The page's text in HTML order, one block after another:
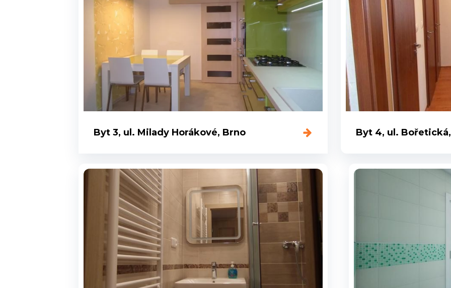
Byt 3, ul. Milady Horákové, Brno Byt 4, ul.